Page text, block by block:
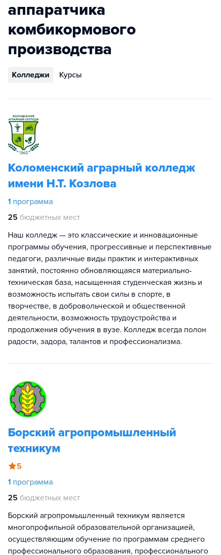
аппаратчика
комбикормового
производства
Колледжи Курсы
Коломенский аграрный колледж
имени Н.Т. Козлова
1 программа
25 бюджетных мест
Наш колледж — это классические и инновационные
программы обучения, прогрессивные и перспективные
педагоги, различные виды практик и интерактивных
занятий, постоянно обновляющаяся материально-
техническая база, насыщенная студенческая жизнь и
возможность испытать свои силы в спорте, в
творчестве, в добровольческой и общественной
деятельности, возможность трудоустройства и
продолжения обучения в вузе. Колледж всегда полон
радости, задора, талантов и профессионализма.
Борский агропромышленный
техникум
5
1 программа
25 бюджетных мест
Борский агропромышленный техникум является
многопрофильной образовательной организацией,
осуществляющим обучение по программам среднего
профессионального образования, профессионального